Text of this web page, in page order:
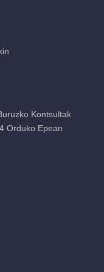
Kontsultak
Orduko Epean